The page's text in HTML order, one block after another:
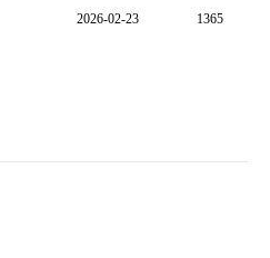
2026-02-23 1365